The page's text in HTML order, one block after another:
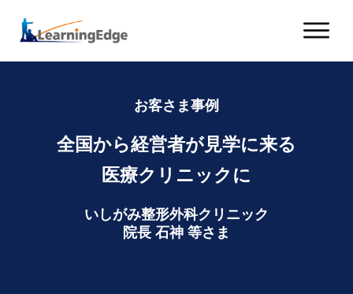
お客さま事例
全国から経営者が見学に来る
医療クリニックに
いしがみ整形外科クリニック
院長 石神 等さま